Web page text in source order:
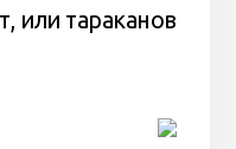
или тараканов